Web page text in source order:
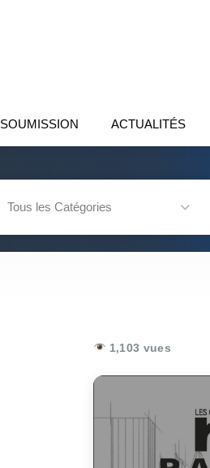
SOUMISSION ACTUALITÉS
Tous les Catégories
1,103 vues